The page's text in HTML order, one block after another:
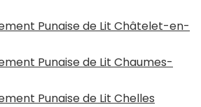
Punaise de Lit Châtelet-en-
Punaise de Lit Chaumes-
Punaise de Lit Chelles